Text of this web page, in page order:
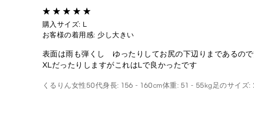
購入サイズ: L
お客様の着用感: 少し大きい
表面は雨も弾くし ゆったりしてお尻の下辺りまであるの
XLだったりしますがこれはLで良かったです
くるりん女性50代身長: 156 - 160cm体重: 51 - 55kg足のサイズ: